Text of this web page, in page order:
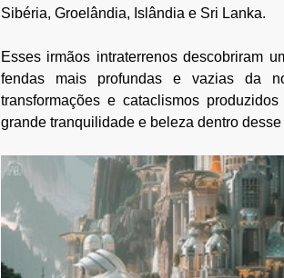
Sibéria, Groelândia, Islândia e Sri Lanka.
Esses irmãos intraterrenos descobriram
fendas mais profundas e vazias da
transformações e cataclismos
grande tranquilidade e beleza dentro